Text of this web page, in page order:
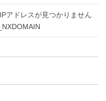
アドレスが見つかりません